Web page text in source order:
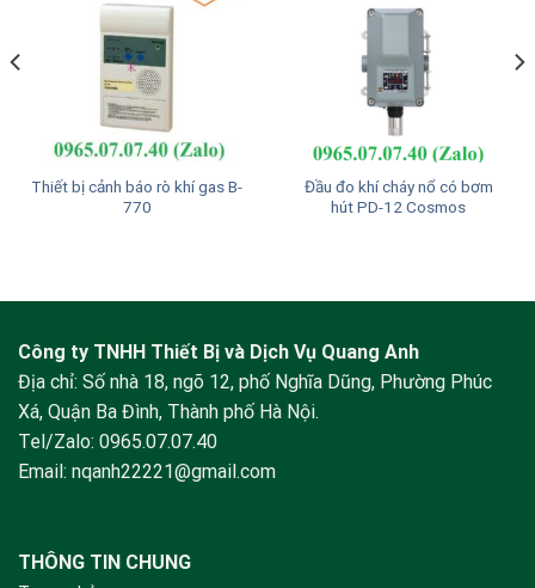
Thiết bị cảnh báo rò khí gas B-
770
Đầu đo khí cháy nổ có bơm
hút PD-12 Cosmos
Công ty TNHH Thiết Bị và Dịch Vụ Quang Anh
Địa chỉ: Số nhà 18, ngõ 12, phố Nghĩa Dũng, Phường Phúc
Xá, Quận Ba Đình, Thành phố Hà Nội.
Tel/Zalo: 0965.07.07.40
Email: nqanh22221@gmail.com
THÔNG TIN CHUNG